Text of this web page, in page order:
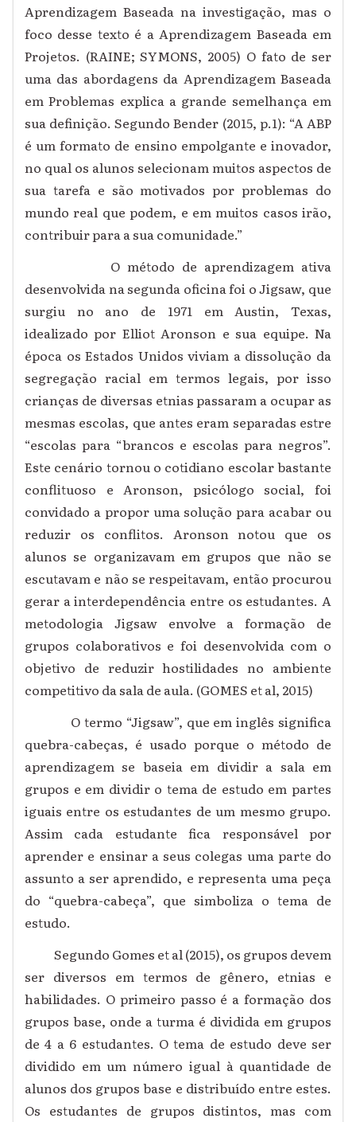
Aprendizagem Baseada na investigação, mas o
foco desse texto é a Aprendizagem Baseada em
Projetos. (RAINE; SYMONS, 2005) O fato de ser
uma das abordagens da Aprendizagem Baseada
em Problemas explica a grande semelhança em
sua definição. Segundo Bender (2015, p.1): “A ABP
é um formato de ensino empolgante e inovador,
no qual os alunos selecionam muitos aspectos de
sua tarefa e são motivados por problemas do
mundo real que podem, e em muitos casos irão,
contribuir para a sua comunidade.”
O método de aprendizagem ativa
desenvolvida na segunda oficina foi o Jigsaw, que
surgiu no ano de 1971 em Austin, Texas,
idealizado por Elliot Aronson e sua equipe. Na
época os Estados Unidos viviam a dissolução da
segregação racial em termos legais, por isso
crianças de diversas etnias passaram a ocupar as
mesmas escolas, que antes eram separadas estre
“escolas para “brancos e escolas para negros”.
Este cenário tornou o cotidiano escolar bastante
conflituoso e Aronson, psicólogo social, foi
convidado a propor uma solução para acabar ou
reduzir os conflitos. Aronson notou que os
alunos se organizavam em grupos que não se
escutavam e não se respeitavam, então procurou
gerar a interdependência entre os estudantes. A
metodologia Jigsaw envolve a formação de
grupos colaborativos e foi desenvolvida com o
objetivo de reduzir hostilidades no ambiente
competitivo da sala de aula. (GOMES et al, 2015)
O termo “Jigsaw”, que em inglês significa
quebra-cabeças, é usado porque o método de
aprendizagem se baseia em dividir a sala em
grupos e em dividir o tema de estudo em partes
iguais entre os estudantes de um mesmo grupo.
Assim cada estudante fica responsável por
aprender e ensinar a seus colegas uma parte do
assunto a ser aprendido, e representa uma peça
do “quebra-cabeça”, que simboliza o tema de
estudo.
Segundo Gomes et al (2015), os grupos devem
ser diversos em termos de gênero, etnias e
habilidades. O primeiro passo é a formação dos
grupos base, onde a turma é dividida em grupos
de 4 a 6 estudantes. O tema de estudo deve ser
dividido em um número igual à quantidade de
alunos dos grupos base e distribuído entre estes.
Os estudantes de grupos distintos, mas com